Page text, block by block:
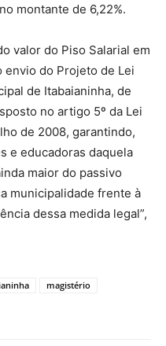
montante de 6,22%.
valor do Piso Salarial em
do Projeto de Lei
de Itabaianinha, de
no artigo 5º da Lei
de 2008, garantindo,
e educadoras daquela
maior do passivo
municipalidade frente à
dessa medida legal”,
magistério